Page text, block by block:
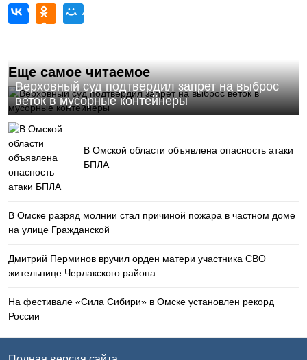
Еще самое читаемое
Верховный суд подтвердил запрет на выброс
веток в мусорные контейнеры
В Омской области объявлена опасность атаки
БПЛА
В Омске разряд молнии стал причиной пожара в частном доме
на улице Гражданской
Дмитрий Перминов вручил орден матери участника СВО
жительнице Черлакского района
На фестивале «Сила Сибири» в Омске установлен рекорд
России